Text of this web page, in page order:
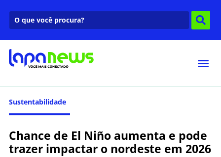
Sustentabilidade
Chance de El Niño aumenta e pode
trazer impactar o nordeste em 2026